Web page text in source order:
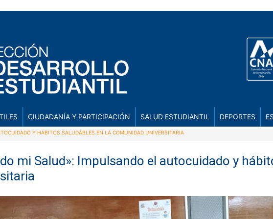
CIUDADANÍA Y PARTICIPACIÓN SALUD ESTUDIANTIL DEPORTES
Y HÁBITOS SALUDABLES EN LA COMUNIDAD UNIVERSITARIA
mi Salud»: Impulsando el autocuidado y